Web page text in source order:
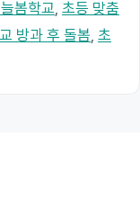
봄학교 초등 맞춤
방과 후 돌봄 초